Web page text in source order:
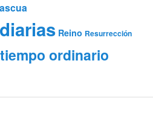
Reino Resurrección
tiempo ordinario